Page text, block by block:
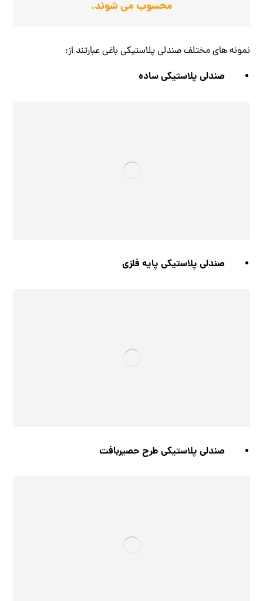
محسوب می ‌شوند.
نمونه های مختلف صندلی پلاستیکی باغی عبارتند از:
صندلی پلاستیکی ساده
صندلی پلاستیکی پایه فلزی
صندلی پلاستیکی طرح حصیربافت